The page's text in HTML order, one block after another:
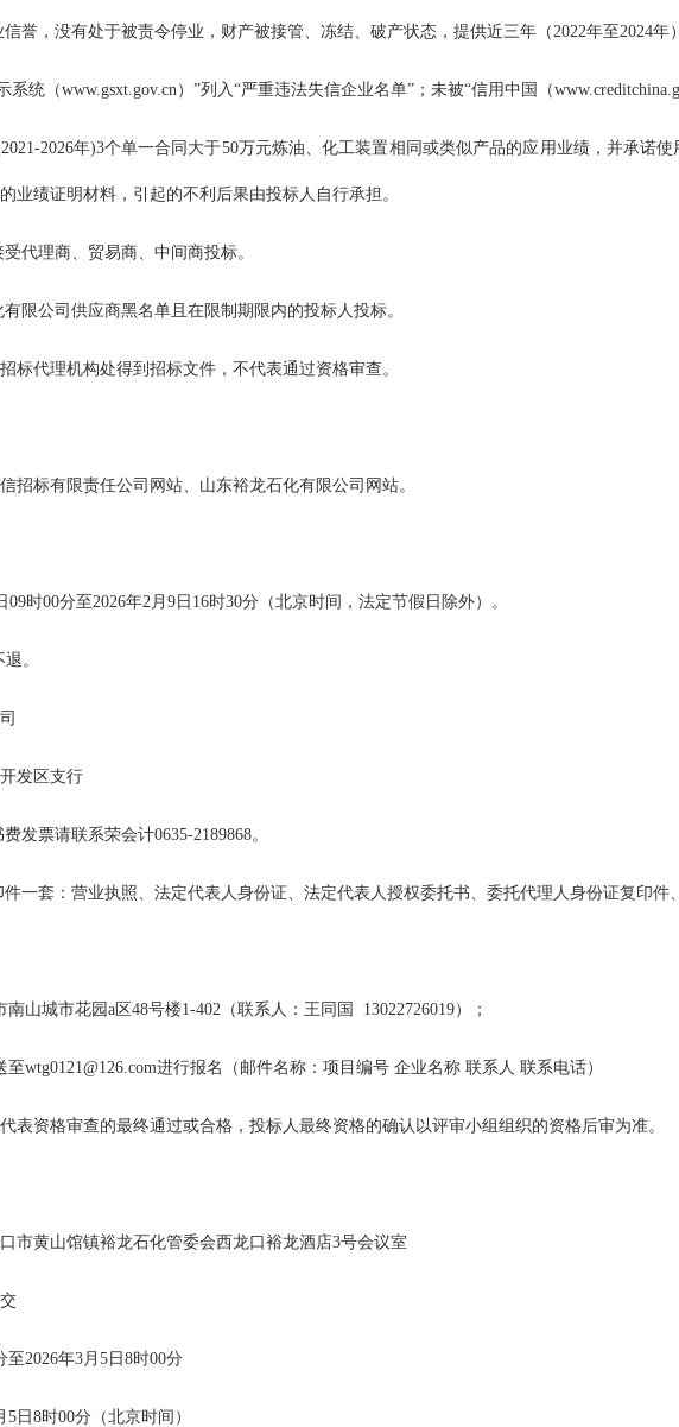
誉，没有处于被责令停业，财产被接管、冻结、破产状态，提供近三年（2022年至2024年
统（www.gsxt.gov.cn）”列入“严重违法失信企业名单”；未被“信用中国（
2026年)3个单一合同大于50万元炼油、化工装置相同或类似产品的应用业绩，并承诺
业绩证明材料，引起的不利后果由投标人自行承担。
代理商、贸易商、中间商投标。
限公司供应商黑名单且在限制期限内的投标人投标。
标代理机构处得到招标文件，不代表通过资格审查。
招标有限责任公司网站、山东裕龙石化有限公司网站。
09时00分至2026年2月 9 日 16时30分（北京时间，法定节假日除外）。
。
发区支行
发票请联系荣会计0635-2189868。
一套：营业执照、法定代表人身份证、法定代表人授权委托书、委托代理人身份证复印件
山城市花园a区48号楼1-402（联系人：王同国 13022726019）；
至wtg0121@126.com进行报名（邮件名称：项目编号 企业名称 联系人 联系电话）
表资格审查的最终通过或合格，投标人最终资格的确认以评审小组组织的资格后审为准。
市黄山馆镇裕龙石化管委会西龙口裕龙酒店3号会议室
至2026年3月 5 日 8时00分
5 日 8时00分（北京时间）